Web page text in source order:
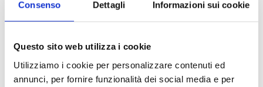
Consenso Dettagli Informazioni sui cookie
Questo sito web utilizza i cookie
Utilizziamo i cookie per personalizzare contenuti ed
annunci, per fornire funzionalità dei social media e per